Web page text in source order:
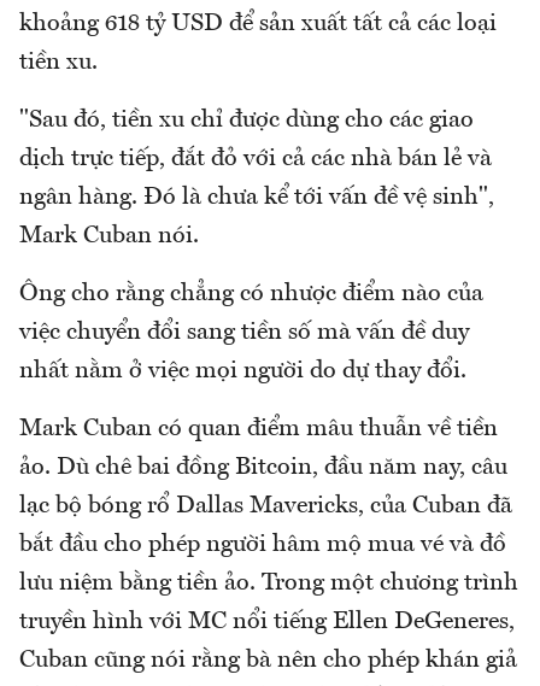
khoảng 618 tỷ USD để sản xuất tất cả các loại
tiền xu.
"Sau đó, tiền xu chỉ được dùng cho các giao
dịch trực tiếp, đắt đỏ với cả các nhà bán lẻ và
ngân hàng. Đó là chưa kể tới vấn đề vệ sinh",
Mark Cuban nói.
Ông cho rằng chẳng có nhược điểm nào của
việc chuyển đổi sang tiền số mà vấn đề duy
nhất nằm ở việc mọi người do dự thay đổi.
Mark Cuban có quan điểm mâu thuẫn về tiền
ảo. Dù chê bai đồng Bitcoin, đầu năm nay, câu
lạc bộ bóng rổ Dallas Mavericks, của Cuban đã
bắt đầu cho phép người hâm mộ mua vé và đồ
lưu niệm bằng tiền ảo. Trong một chương trình
truyền hình với MC nổi tiếng Ellen DeGeneres,
Cuban cũng nói rằng bà nên cho phép khán giả